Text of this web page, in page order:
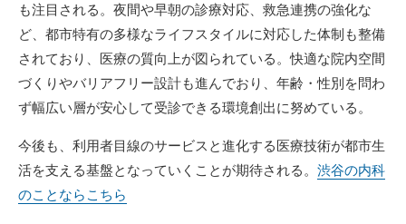
も注目される。夜間や早朝の診療対応、救急連携の強化な
ど、都市特有の多様なライフスタイルに対応した体制も整備
されており、医療の質向上が図られている。快適な院内空間
づくりやバリアフリー設計も進んでおり、年齢・性別を問わ
ず幅広い層が安心して受診できる環境創出に努めている。
今後も、利用者目線のサービスと進化する医療技術が都市生
活を支える基盤となっていくことが期待される。 渋谷の内科
のことならこちら